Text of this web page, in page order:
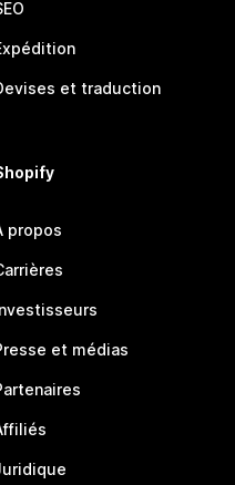
et traduction
propos
Investisseurs
et médias